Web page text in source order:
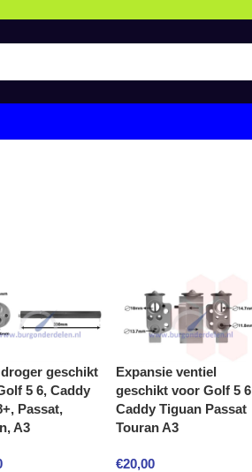
geschikt
5 6, Caddy
Passat,
A3
Expansie ventiel
geschikt voor Golf 5 6
Caddy Tiguan Passat
Touran A3
€20,00